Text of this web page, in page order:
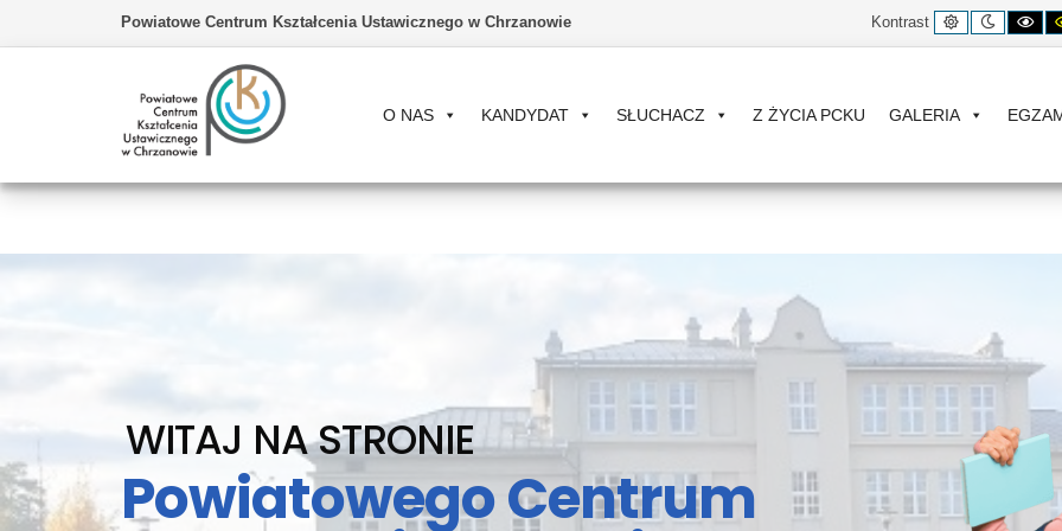
Powiatowe
Kształcenia
Powiatowe Centrum Kształcenia Ustawicznego w Chrzanowie Kontrast
Kontrast
domyślny
Tryb
nocny
O NAS KANDYDAT SŁUCHACZ Z ŻYCIA PCKU GALERIA
Powiatowego Centrum
WITAJ NA STRONIE